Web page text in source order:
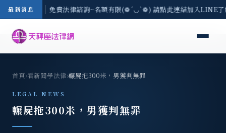
最新消息
-8/3(一) 現場免費法律諮詢~名額有限(❁´◡`❁) 請點此連結加入LINE
首頁›看新聞學法律›輾屍拖300米，男獲判無罪
LEGAL NEWS
輾屍拖300米，男獲判無罪